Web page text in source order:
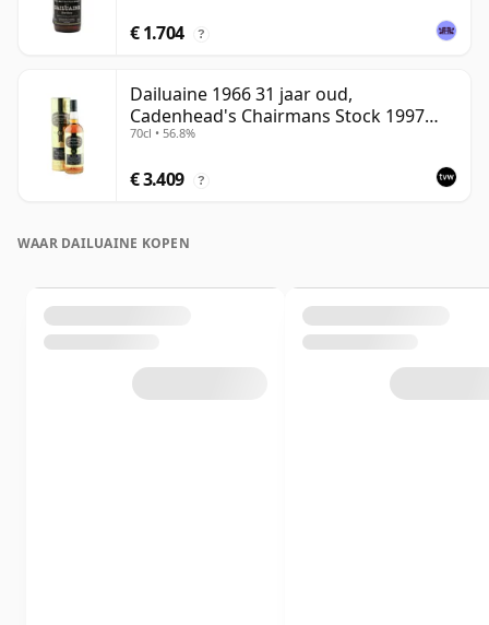
€ 1.704 ?
Dailuaine 1966 31 jaar oud,
Cadenhead's Chairmans Stock 1997
Bottling with Tube
70cl • 56.8%
€ 3.409 ?
WAAR DAILUAINE KOPEN